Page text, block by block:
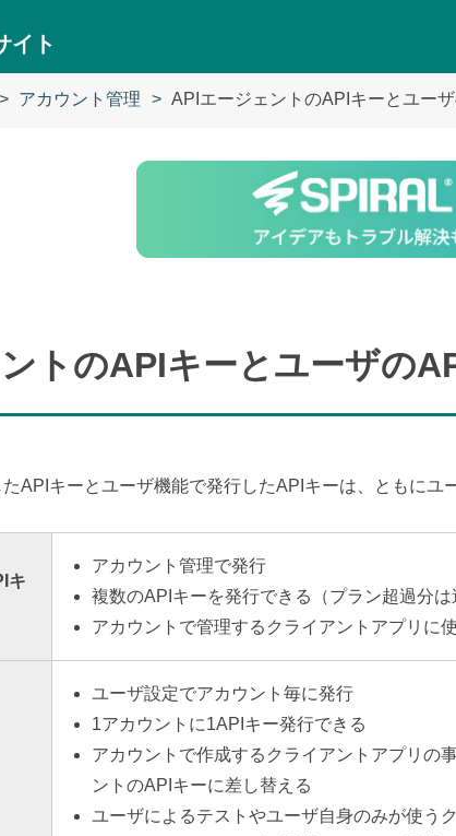
イト
アカウント管理 APIエージェントのAPIキーとユー
トのAPIキーとユーザの
APIキーとユーザ機能で発行したAPIキーは、ともにユ
キ
アカウント管理で発行
複数のAPIキーを発行できる（プラン超過分は
アカウントで管理するクライアントアプリに
ユーザ設定でアカウント毎に発行
1アカウントに1APIキー発行できる
アカウントで作成するクライアントアプリの
ントのAPIキーに差し替える
ユーザによるテストやユーザ自身のみが使う